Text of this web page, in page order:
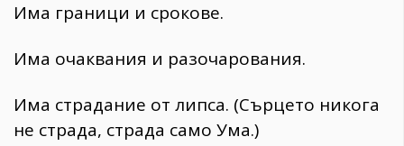
Има граници и срокове.
Има очаквания и разочарования.
Има страдание от липса. (Сърцето никога
не страда, страда само Ума.)